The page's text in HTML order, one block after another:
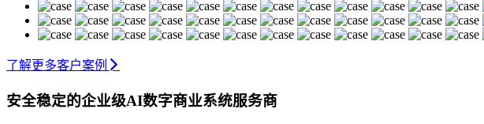
了解更多客户案例
安全稳定的企业级AI数字商业系统服务商